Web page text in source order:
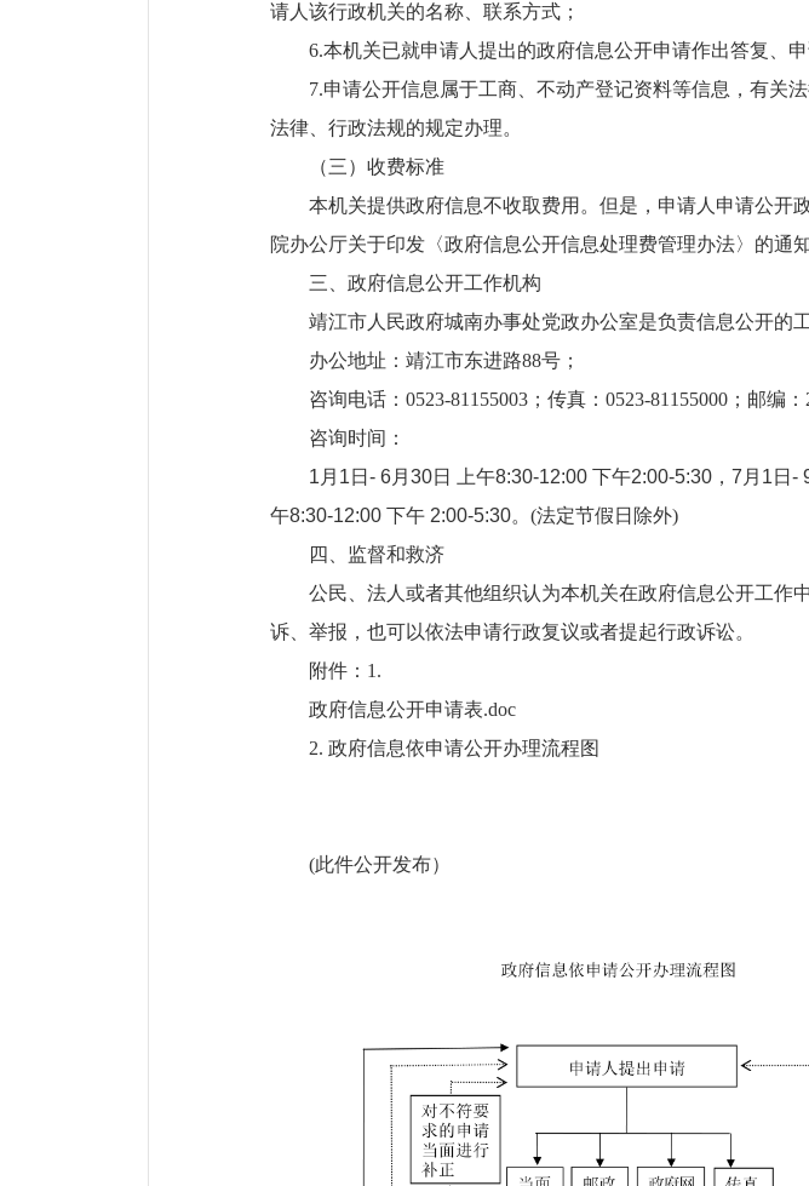
请人该行政机关的名称、联系方式；
6.本机关已就申请人提出的政府信息公开申请作出答复、
7.申请公开信息属于工商、不动产登记资料等信息，有关
法律、行政法规的规定办理。
（三）收费标准
本机关提供政府信息不收取费用。但是，申请人申请公开
院办公厅关于印发〈政府信息公开信息处理费管理办法〉的通
三、政府信息公开工作机构
靖江市人民政府城南办事处党政办公室是负责信息公开的
办公地址：靖江市东进路88号；
咨询电话：0523-81155003；传真：0523-81155000；邮编：
咨询时间：
1月1日- 6月30日 上午8:30-12:00 下午2:00-5:30，7月1日
午8:30-12:00 下午 2:00-5:30。 (法定节假日除外)
四、监督和救济
公民、法人或者其他组织认为本机关在政府信息公开工作
诉、举报，也可以依法申请行政复议或者提起行政诉讼。
附件：1.
政府信息公开申请表.doc
2. 政府信息依申请公开办理流程图
(此件公开发布）